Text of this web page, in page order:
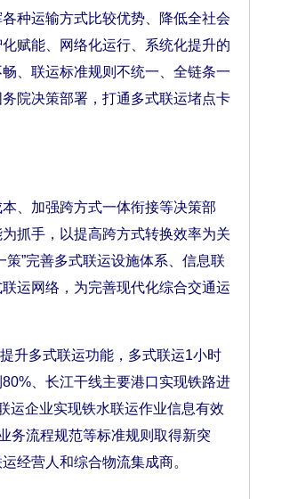
种运输方式比较优势、降低全社会
赋能、网络化运行、系统化提升的
、联运标准规则不统一、全链条一
院决策部署，打通多式联运堵点卡
、加强跨方式一体衔接等决策部
抓手，以提高跨方式转换效率为关
”完善多式联运设施体系、信息联
运网络，为完善现代化综合交通运
多式联运功能，多式联运1小时
、长江干线主要港口实现铁路进
运企业实现铁水联运作业信息有效
务流程规范等标准规则取得新突
经营人和综合物流集成商。